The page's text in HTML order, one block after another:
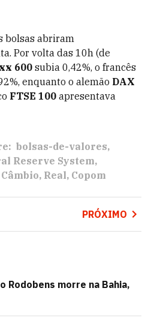
bolsas abriram
Por volta das 10h (de
600subia 0,42%, o francês
enquanto o alemão DAX
FTSE 100 apresentava
bolsas-de-valores
Reserve System
Câmbio Real Copom
PRÓXIMO
Rodobens morre na Bahia,